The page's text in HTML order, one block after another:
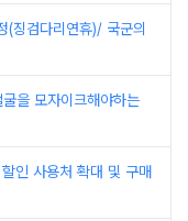
(징검다리연휴)/ 국군의
을 모자이크해야하는
인 사용처 확대 및 구매